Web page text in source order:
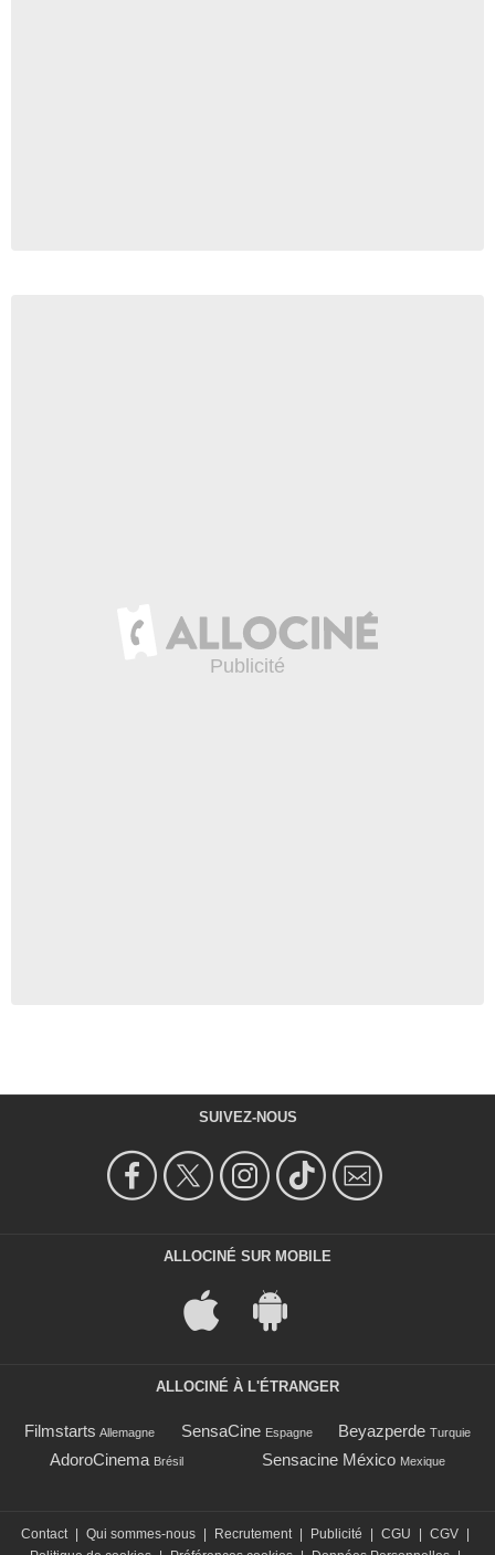
SUIVEZ-NOUS
ALLOCINÉ SUR MOBILE
ALLOCINÉ À L'ÉTRANGER
Filmstarts Allemagne SensaCine Espagne Beyazperde Turquie
AdoroCinema Brésil Sensacine México Mexique
Contact Qui sommes-nous Recrutement Publicité CGU CGV